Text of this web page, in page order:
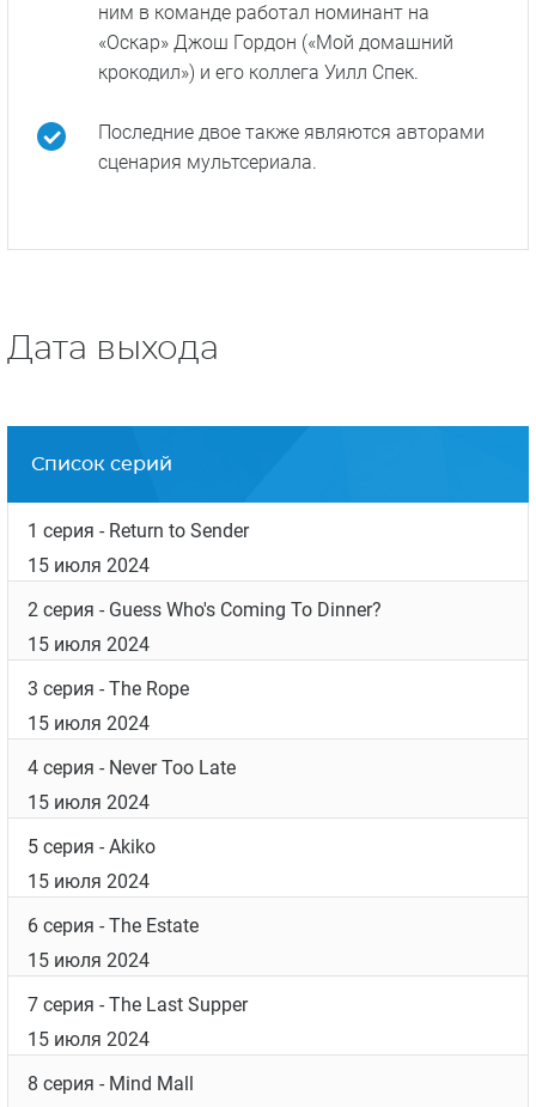
ним в команде работал номинант на
«Оскар» Джош Гордон («Мой домашний
крокодил») и его коллега Уилл Спек.
Последние двое также являются авторами
сценария мультсериала.
Дата выхода
Список серий
1 серия - Return to Sender
15 июля 2024
2 серия - Guess Who's Coming To Dinner?
15 июля 2024
3 серия - The Rope
15 июля 2024
4 серия - Never Too Late
15 июля 2024
5 серия - Akiko
15 июля 2024
6 серия - The Estate
15 июля 2024
7 серия - The Last Supper
15 июля 2024
8 серия - Mind Mall